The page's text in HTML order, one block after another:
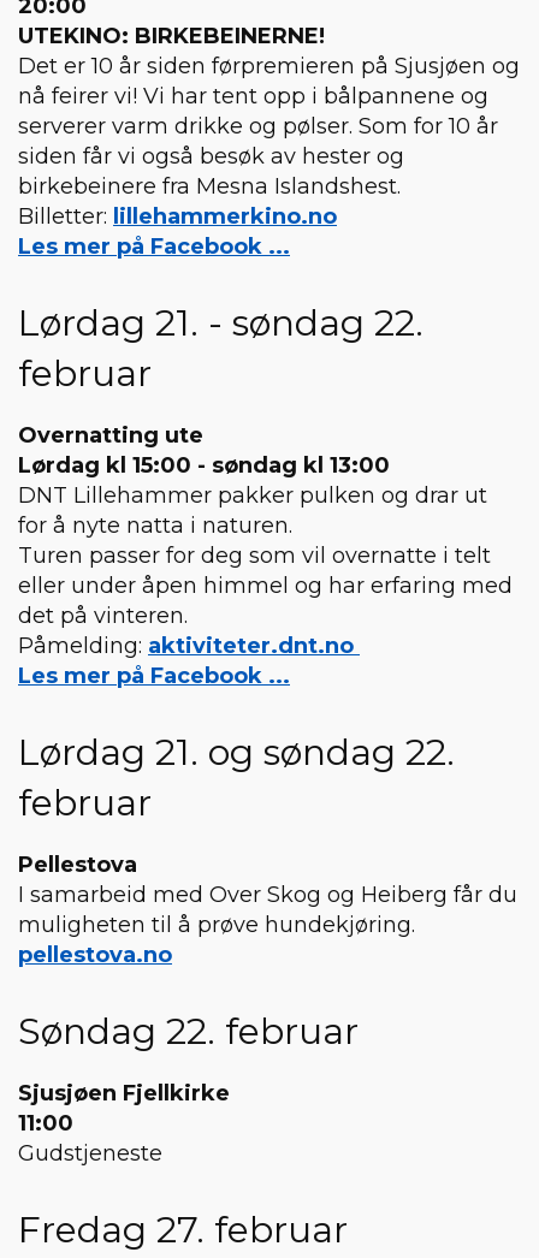
20:00
UTEKINO: BIRKEBEINERNE!
Det er 10 år siden førpremieren på Sjusjøen og
nå feirer vi! Vi har tent opp i bålpannene og
serverer varm drikke og pølser. Som for 10 år
siden får vi også besøk av hester og
birkebeinere fra Mesna Islandshest.
Billetter: lillehammerkino.no
Les mer på Facebook ...
Lørdag 21. - søndag 22.
februar
Overnatting ute
Lørdag kl 15:00 - søndag kl 13:00
DNT Lillehammer pakker pulken og drar ut
for å nyte natta i naturen.
Turen passer for deg som vil overnatte i telt
eller under åpen himmel og har erfaring med
det på vinteren.
Påmelding: aktiviteter.dnt.no
Les mer på Facebook ...
Lørdag 21. og søndag 22.
februar
Pellestova
I samarbeid med Over Skog og Heiberg får du
muligheten til å prøve hundekjøring.
pellestova.no
Søndag 22. februar
Sjusjøen Fjellkirke
11:00
Gudstjeneste
Fredag 27. februar